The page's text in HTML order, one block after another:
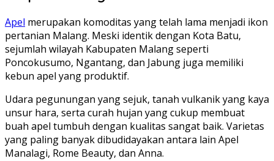
Apel merupakan komoditas yang telah lama menjadi ikon
pertanian Malang. Meski identik dengan Kota Batu,
sejumlah wilayah Kabupaten Malang seperti
Poncokusumo, Ngantang, dan Jabung juga memiliki
kebun apel yang produktif.
Udara pegunungan yang sejuk, tanah vulkanik yang kaya
unsur hara, serta curah hujan yang cukup membuat
buah apel tumbuh dengan kualitas sangat baik. Varietas
yang paling banyak dibudidayakan antara lain Apel
Manalagi, Rome Beauty, dan Anna.